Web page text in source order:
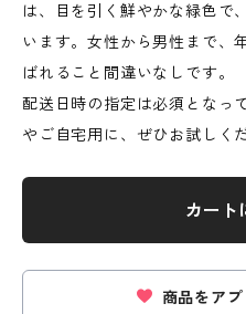
は、目を引く鮮やかな緑色で
います。女性から男性まで、
ばれること間違いなしです。
配送日時の指定は必須となっ
やご自宅用に、ぜひお試しく
カート
商品をア